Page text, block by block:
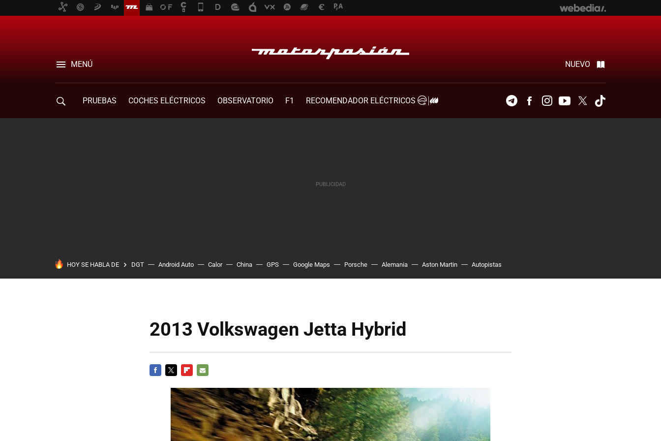
MENÚ NUEVO
PRUEBAS COCHES ELÉCTRICOS OBSERVATORIO F1
RECOMENDADOR ELÉCTRICOS
TelegramFacebookInstagramYoutubeTwitter
HOY SE HABLA DE DGT Android Auto Calor China GPS Google Maps Porsche Alemania Aston Martin Autopistas
2013 Volkswagen Jetta Hybrid
MAIL